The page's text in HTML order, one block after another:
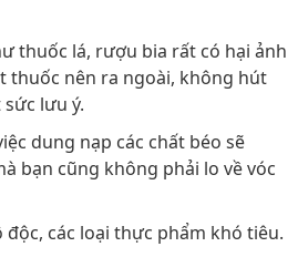
thuốc lá, rượu bia rất có hại ảnh
thuốc nên ra ngoài, không hút
lưu ý.
dung nạp các chất béo sẽ
bạn cũng không phải lo về vóc
các loại thực phẩm khó tiêu.